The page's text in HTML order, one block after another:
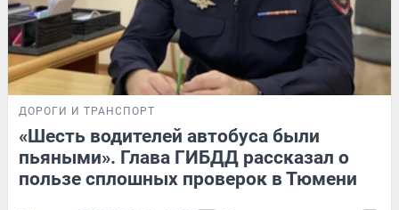
ДОРОГИ И ТРАНСПОРТ
«Шесть водителей автобуса были
пьяными». Глава ГИБДД рассказал о
пользе сплошных проверок в Тюмени